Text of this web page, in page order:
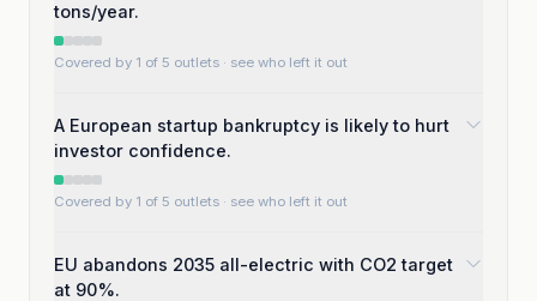
tons/year.
Covered by 1 of 5 outlets · see who left it out
A European startup bankruptcy is likely to hurt
investor confidence.
Covered by 1 of 5 outlets · see who left it out
EU abandons 2035 all-electric with CO2 target
at 90%.